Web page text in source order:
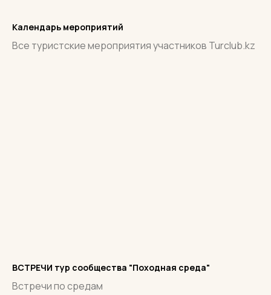
Календарь мероприятий
Все туристские мероприятия участников Turclub.kz
ВСТРЕЧИ тур сообщества "Походная среда"
Встречи по средам